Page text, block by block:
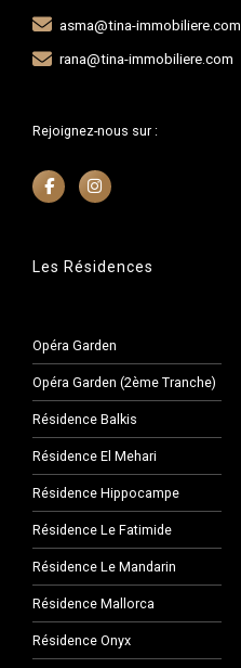
asma@tina-immobiliere.com
rana@tina-immobiliere.com
Rejoignez-nous sur :
Les Résidences
Opéra Garden
Opéra Garden (2ème Tranche)
Résidence Balkis
Résidence El Mehari
Résidence Hippocampe
Résidence Le Fatimide
Résidence Le Mandarin
Résidence Mallorca
Résidence Onyx